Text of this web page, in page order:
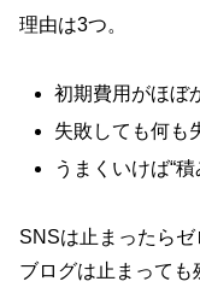
理由は3つ。
初期費用がほぼ
失敗しても何も
うまくいけば“
SNSは止まったらゼ
ブログは止まっても